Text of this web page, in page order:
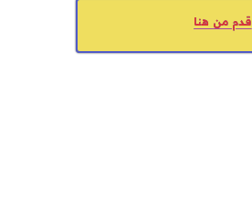
قدم من هنا